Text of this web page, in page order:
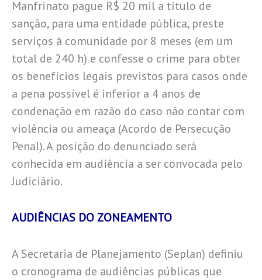
Manfrinato pague R$ 20 mil a título de
sanção, para uma entidade pública, preste
serviços à comunidade por 8 meses (em um
total de 240 h) e confesse o crime para obter
os benefícios legais previstos para casos onde
a pena possível é inferior a 4 anos de
condenação em razão do caso não contar com
violência ou ameaça (Acordo de Persecução
Penal). A posição do denunciado será
conhecida em audiência a ser convocada pelo
Judiciário.
AUDIÊNCIAS DO ZONEAMENTO
A Secretaria de Planejamento (Seplan) definiu
o cronograma de audiências públicas que